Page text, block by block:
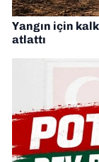
Yangın için
atlattı